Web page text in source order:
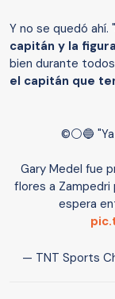
Y no se quedó ahí.
capitán y la figura
bien durante
el capitán que
©️⚪🔵
Gary Medel fue
flores a Zampedri
espera
— TNT Sports